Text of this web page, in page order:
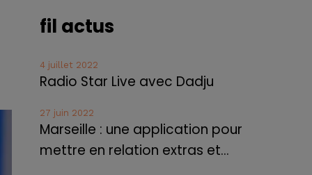
fil actus
4 juillet 2022
Radio Star Live avec Dadju
27 juin 2022
Marseille : une application pour
mettre en relation extras et...